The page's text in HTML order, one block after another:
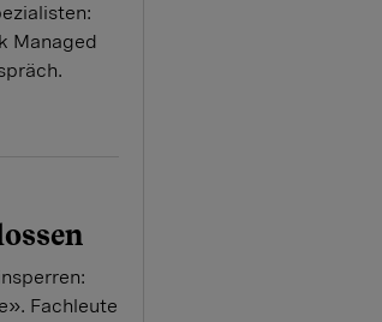
Managed
Fachleute